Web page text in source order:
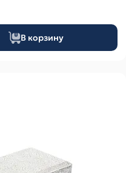
В корзину